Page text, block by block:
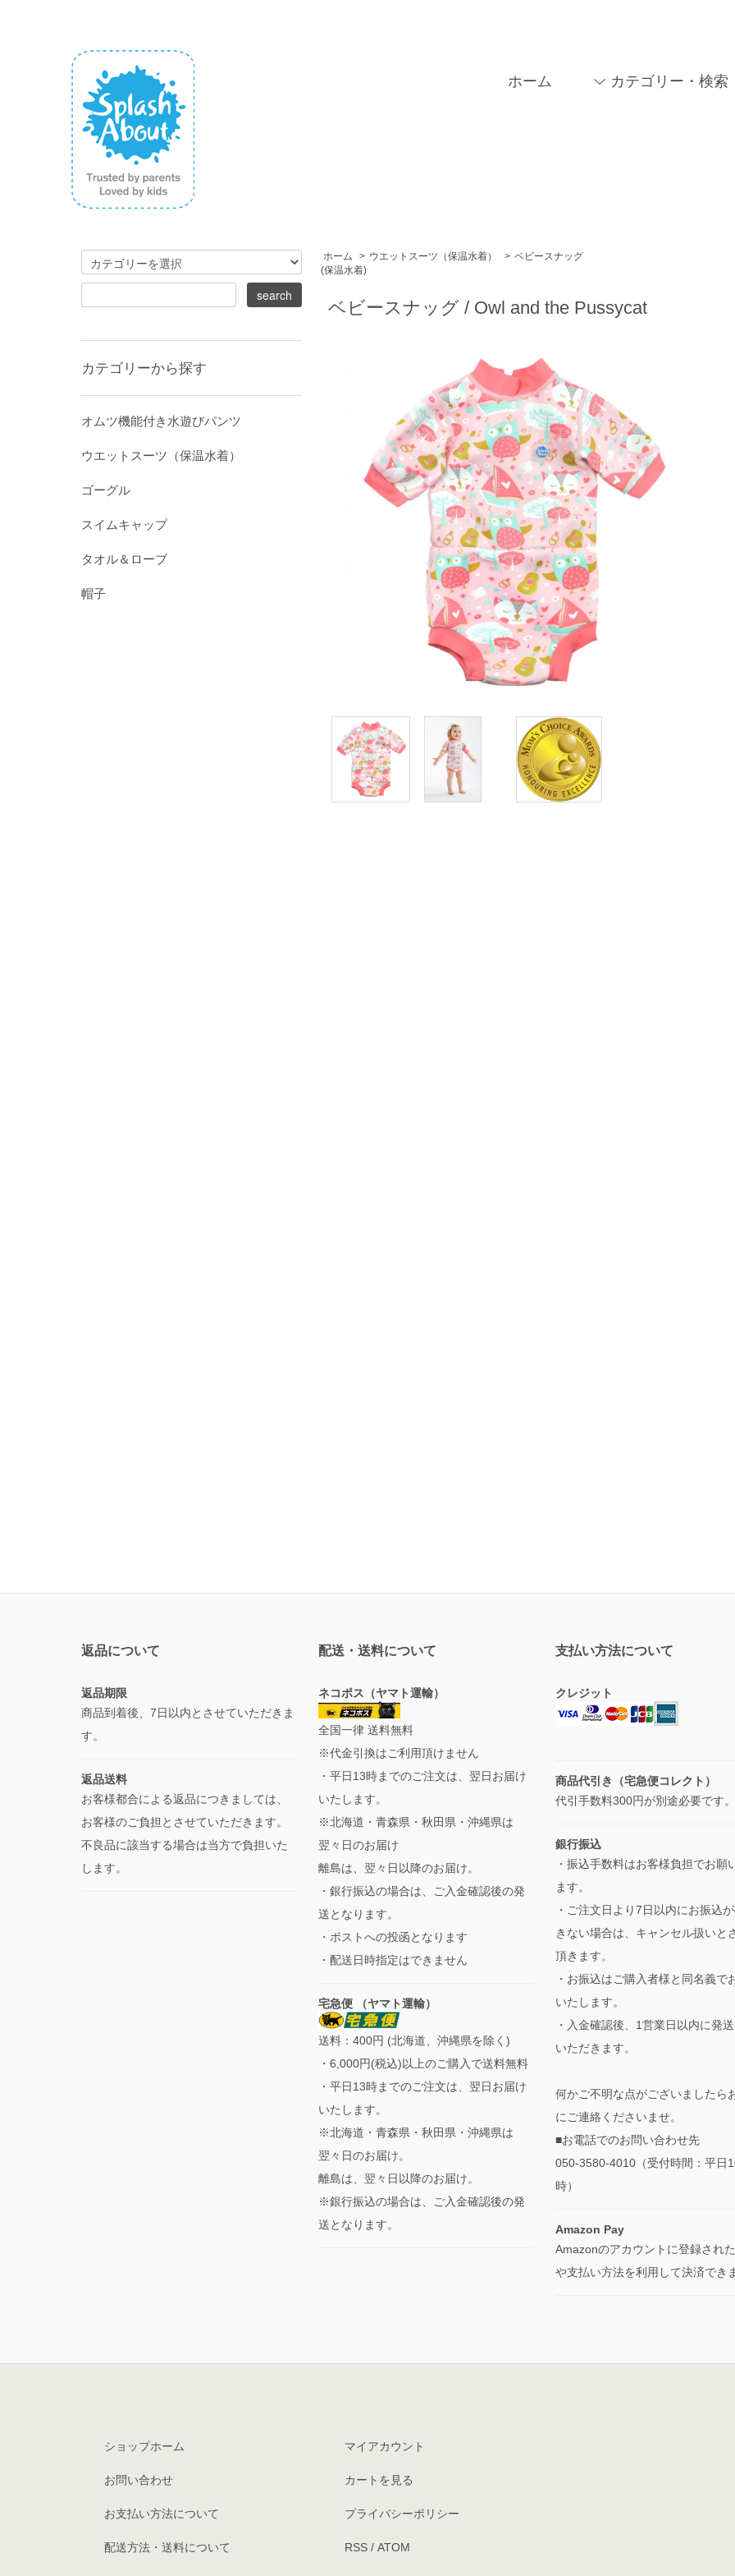
ホーム カテゴリー・検索
ホーム > ウエットスーツ（保温水着） > ベビースナッグ
(保温水着)
ベビースナッグ / Owl and the Pussycat
カテゴリーから探す
オムツ機能付き水遊びパンツ
ウエットスーツ（保温水着）
ゴーグル
スイムキャップ
タオル＆ローブ
帽子
返品について
返品期限
商品到着後、7日以内とさせていただきま
す。
返品送料
お客様都合による返品につきましては、
お客様のご負担とさせていただきます。
不良品に該当する場合は当方で負担いた
します。
配送・送料について
ネコポス（ヤマト運輸）
全国一律 送料無料
※代金引換はご利用頂けません
・平日13時までのご注文は、翌日お届け
いたします。
※北海道・青森県・秋田県・沖縄県は
翌々日のお届け
離島は、翌々日以降のお届け。
・銀行振込の場合は、ご入金確認後の発
送となります。
・ポストへの投函となります
・配送日時指定はできません
宅急便 （ヤマト運輸）
送料：400円 (北海道、沖縄県を除く)
・6,000円(税込)以上のご購入で送料無料
・平日13時までのご注文は、翌日お届け
いたします。
※北海道・青森県・秋田県・沖縄県は
翌々日のお届け。
離島は、翌々日以降のお届け。
※銀行振込の場合は、ご入金確認後の発
送となります。
支払い方法について
クレジット
商品代引き（宅急便コレクト）
代引手数料300円が別途必要です
銀行振込
・振込手数料はお客様負担でお願
ます。
・ご注文日より7日以内にお振込
きない場合は、キャンセル扱いと
頂きます。
・お振込はご購入者様と同名義で
いたします。
・入金確認後、1営業日以内に発
いただきます。
何かご不明な点がございましたら
にご連絡くださいませ。
■お電話でのお問い合わせ先
050-3580-4010（受付時間：平日
時）
Amazon Pay
Amazonのアカウントに登録され
や支払い方法を利用して決済でき
ショップホーム
お問い合わせ
お支払い方法について
配送方法・送料について
マイアカウント
カートを見る
プライバシーポリシー
RSS/ ATOM